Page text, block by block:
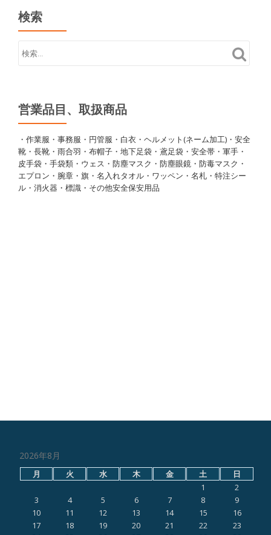
検索
営業品目、取扱商品
・作業服・事務服・円管服・白衣・ヘルメット(ネーム加工)・安全
靴・長靴・雨合羽・布帽子・地下足袋・鳶足袋・安全帯・軍手・
皮手袋・手袋類・ウェス・防塵マスク・防塵眼鏡・防毒マスク・
エプロン・腕章・旗・名入れタオル・ワッペン・名札・特注シー
ル・消火器・標識・その他安全保安用品
2026年8月
月 火 水 木 金 土
日
1
2
3
4 5 6 7 8
9
10
11 12 13 14 15
16
17
18 19 20 21 22
23